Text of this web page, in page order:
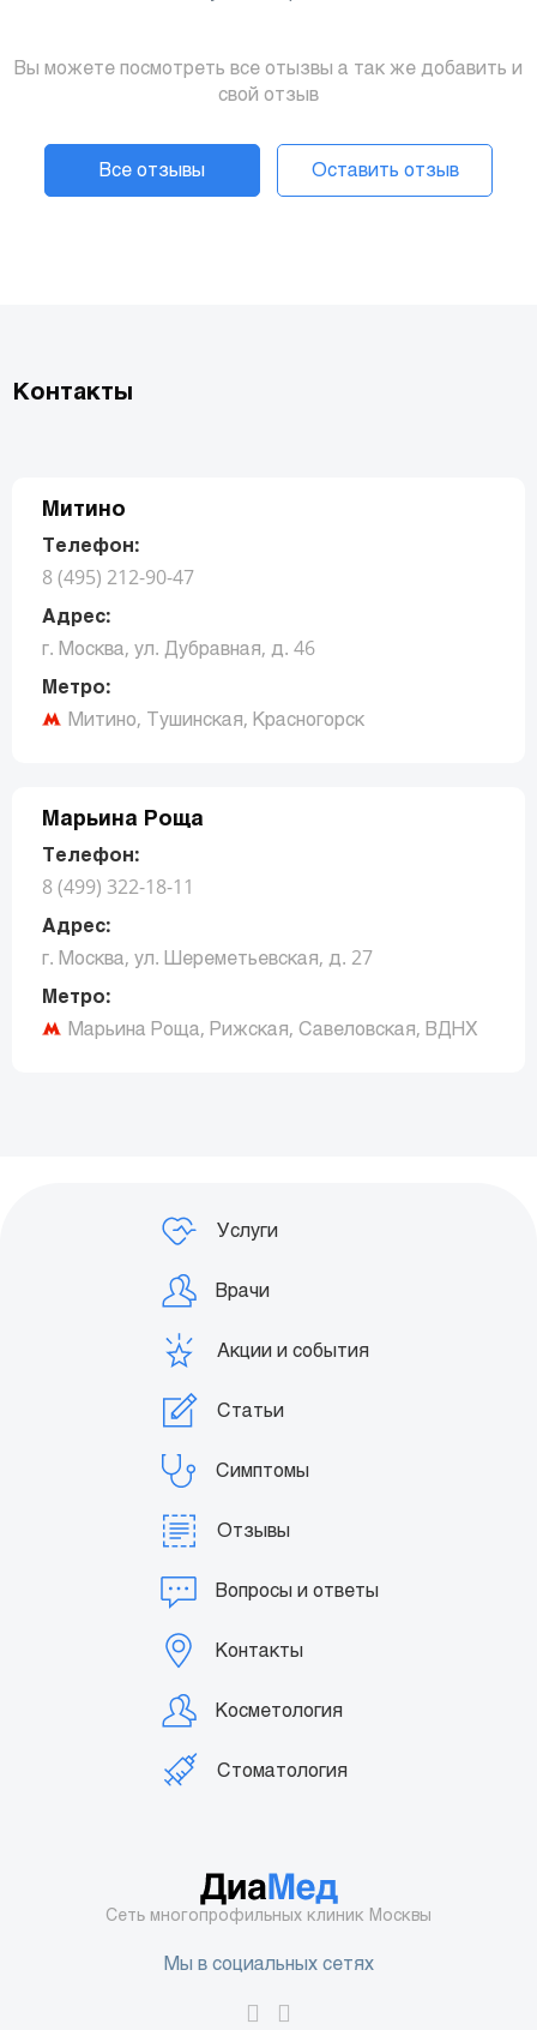
Вы можете посмотреть все отызвы а так же добавить и
свой отзыв
Все отзывы Оставить отзыв
Контакты
Митино
Телефон:
8 (495) 212-90-47
Адрес:
г. Москва, ул. Дубравная, д. 46
Метро:
Митино, Тушинская, Красногорск
Марьина Роща
Телефон:
8 (499) 322-18-11
Адрес:
г. Москва, ул. Шереметьевская, д. 27
Метро:
Марьина Роща, Рижская, Савеловская, ВДНХ
Услуги
Врачи
Акции и события
Статьи
Симптомы
Отзывы
Вопросы и ответы
Контакты
Косметология
Стоматология
Сеть многопрофильных клиник Москвы
Мы в социальных сетях